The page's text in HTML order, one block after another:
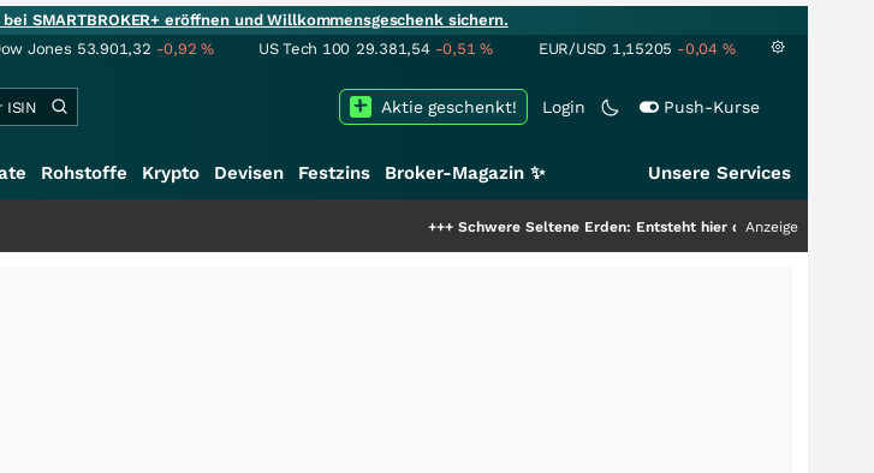
SMARTBROKER+ eröffnen und Willkommensgeschenk sichern.
Jones 53.901,32 -0,92% US Tech 100 29.381,54 -0,51% EUR/USD 1,15205 -0,04 %
Login Push-Kurse
Aktie geschenkt!
Rohstoffe Krypto Devisen Festzins Broker-Magazin ✨ Unsere Services
Schwere Seltene Erden: Entsteht hier die nächste Milliardenstory?
Anzeige